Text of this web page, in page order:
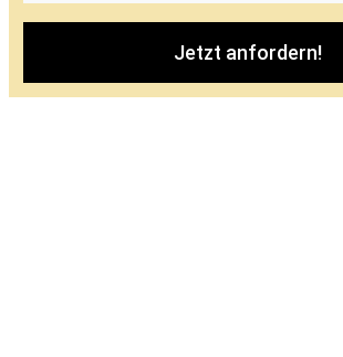
Jetzt anfordern!